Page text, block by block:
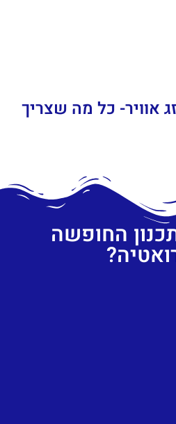
אוויר- כל מה שצריך
החופשה